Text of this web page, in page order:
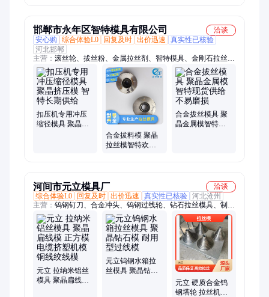
邯郸市永年区智特模具有限公司
洽谈
安心购
综合体验L0 回复及时 出价迅速
真实性已核验
河北邯郸
主营： 滚丝轮、拔丝粉、金属拉丝剂、智特模具、金刚石拉丝模
具、钻石模具、缩径机模具、拉丝模具、聚晶拉丝模具、高晶模
具、拔管模具、钨钢缩径机、拔料润滑剂、螺杆搓丝轮、滚丝机
配件、螺纹钢拉丝粉、硬质合金刀具、免酸洗拔料油、螺栓车丝
滚轮、缩径粉
扣压机专用冲压
缩径模具 聚晶挤
合金拔料模 聚晶
拉丝模智特欢迎
合金拔丝模具 聚
晶金属模智特现
河间市元立模具厂
洽谈
综合体验L0
回复及时 出价迅速 真实性已核验 河北沧州
主营： 钨钢钉刀、合金冲头、钨钢过线轮、钻石拉丝模具、制钉
模具、聚晶异型拉丝模具、硬质合金模具、螺旋模具、水泥钢钉
模具、PCD钻石异型模具、钨钢过线模具、直纹模具、斜纹模
具、麻花螺旋模具、高速机制钉模具、拉管模、硬质合金纸管弯
头模具、红打模具、冷墩模具、模具、高油脂拔丝粉、钨钢轴
套、硬质合金钨钢材质机械配件、高速机钨钢钉刀、高速制钉机
合金冲头
元立 拉纳米铝丝
模具 聚晶扁线模
元立钨钢水箱拉
丝模具 聚晶钻石
元立 硬质合金钨
钢塔轮 拉丝机用